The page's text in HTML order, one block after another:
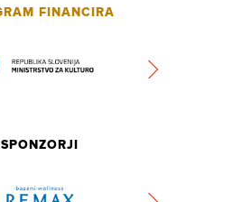
FINANCIRA
SPONZORJI